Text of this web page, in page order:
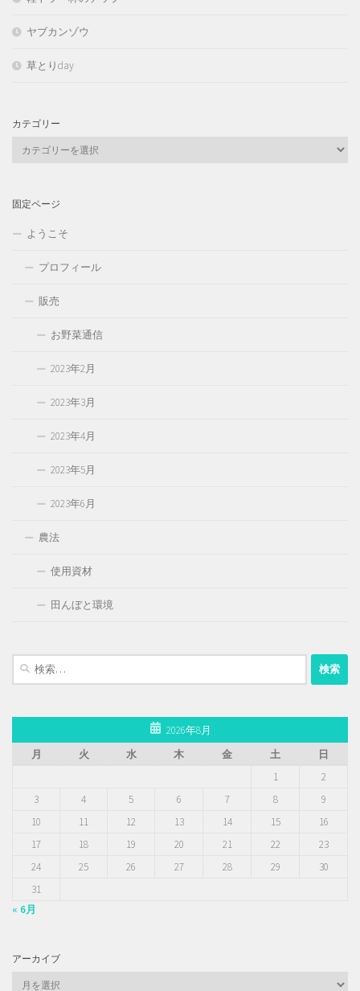
ヤブカンゾウ
草とりday
カテゴリー
ー
固定ページ
ようこそ
プロフィール
販売
お野菜通信
2023年2月
2023年3月
2023年4月
2023年5月
2023年6月
農法
使用資材
田んぼと環境
検
2026年8月
月
火 水 木 金 土
日
1
2
3
4 5 6 7 8
9
10
11 12 13 14 15
16
17
18 19 20 21 22
23
24
25 26 27 28 29
30
31
« 6月
アーカイブ